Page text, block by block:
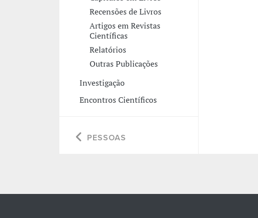
Recensões de Livros
Artigos em Revistas
Científicas
Relatórios
Outras Publicações
Investigação
Encontros Científicos
PESSOAS